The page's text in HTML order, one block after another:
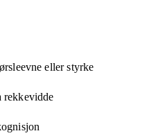
eller styrke
rekkevidde